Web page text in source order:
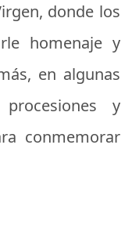
donde los
homenaje y
en algunas
y
conmemorar